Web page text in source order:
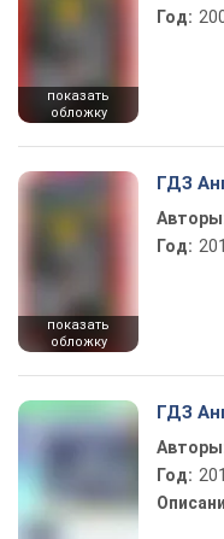
показать
обложку
Год:
показать
обложку
ГДЗ
Год:
ГДЗ
Год: